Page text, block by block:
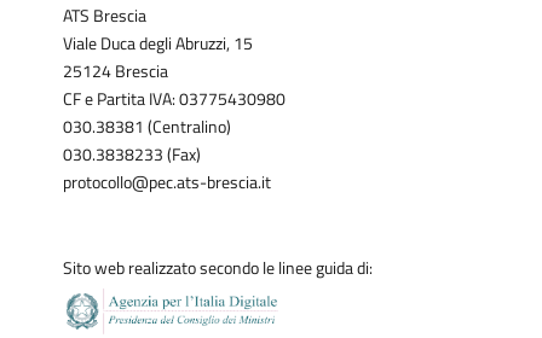
ATS Brescia
Viale Duca degli Abruzzi, 15
25124 Brescia
CF e Partita IVA: 03775430980
030.38381 (Centralino)
030.3838233 (Fax)
protocollo@pec.ats-brescia.it
Sito web realizzato secondo le linee guida di: